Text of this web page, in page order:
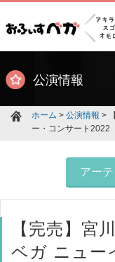
公演情報
ホーム > 公演情報 >
ー・コンサート2022
アー
【完売】宮
ベガ ニュー